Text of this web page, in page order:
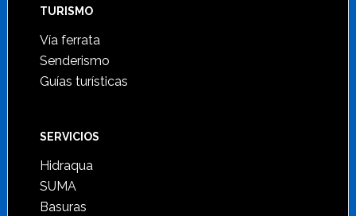
TURISMO
Vía ferrata
Senderismo
Guías turísticas
SERVICIOS
Hidraqua
SUMA
Basuras